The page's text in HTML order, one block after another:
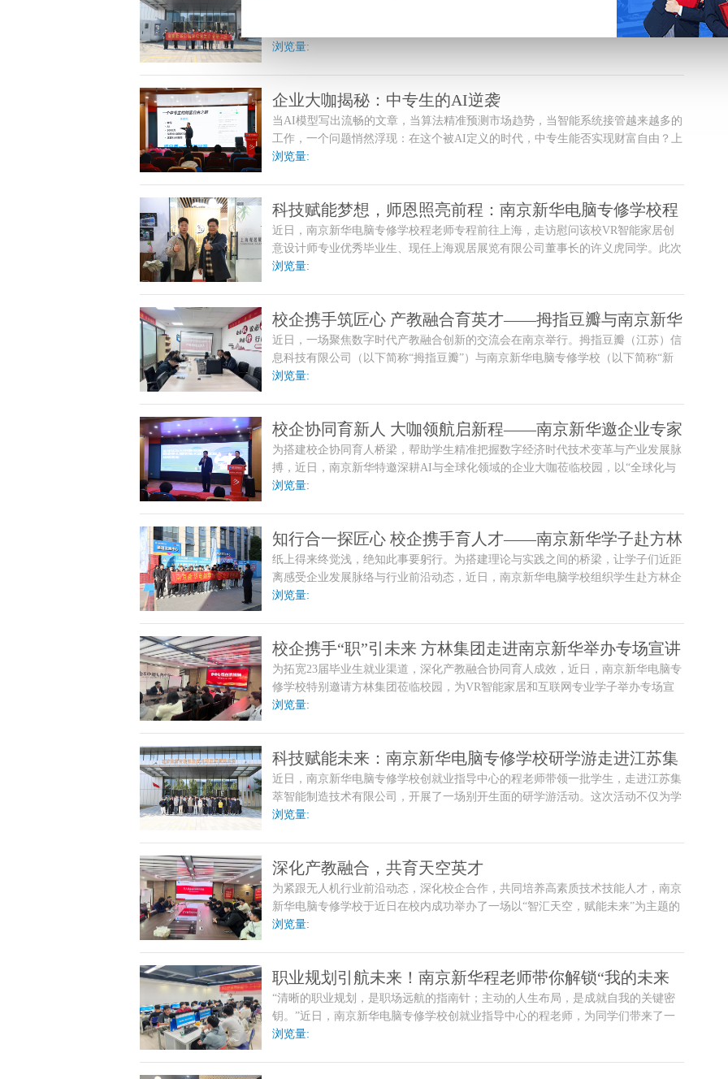
纸上得来终觉浅，绝知此事要躬行。为深化产教融合，搭建理论与实践的沟通桥
梁，让学子近距离触摸智能制造行业前沿脉搏，近日，南京新华电脑专修学校创就
业指导中心的程老师带领一批学子，走进江苏集萃智能制造技术研究所有限公司
方向与强劲的动力。
浏览量:
企业大咖揭秘：中专生的AI逆袭
当AI模型写出流畅的文章，当算法精准预测市场趋势，当智能系统接管越来越多的
工作，一个问题悄然浮现：在这个被AI定义的时代，中专生能否实现财富自由？上
周，在南京新华电脑专修学校的报告厅里，一位特殊的演讲者用自己的经历给出了
浏览量:
科技赋能梦想，师恩照亮前程：南京新华电脑专修学校程
老师慰问成功学子许义虎
近日，南京新华电脑专修学校程老师专程前往上海，走访慰问该校VR智能家居创
意设计师专业优秀毕业生、现任上海观居展览有限公司董事长的许义虎同学。此次
走访不仅是师生间跨越时光的温情重逢，更承载着学校对学子成长成才的深切关怀
浏览量:
校企携手筑匠心 产教融合育英才——拇指豆瓣与南京新华
电脑专修学校产教融合交流会圆满举行
近日，一场聚焦数字时代产教融合创新的交流会在南京举行。拇指豆瓣（江苏）信
息科技有限公司（以下简称“拇指豆瓣”）与南京新华电脑专修学校（以下简称“新
华电脑学校”）的代表齐聚一堂，共同探讨校企合作新模式，旨在打通从课堂到产
浏览量:
校企协同育新人 大咖领航启新程——南京新华邀企业专家
解读全球化与AI创新双驱动
为搭建校企协同育人桥梁，帮助学生精准把握数字经济时代技术变革与产业发展脉
搏，近日，南京新华特邀深耕AI与全球化领域的企业大咖莅临校园，以“全球化与
AI创新双驱动：阿里云大模型技术助力企业战略落地”为主题开展专题讲座。现场
浏览量:
知行合一探匠心 校企携手育人才——南京新华学子赴方林
企业研学游
​纸上得来终觉浅，绝知此事要躬行。为搭建理论与实践之间的桥梁，让学子们近距
离感受企业发展脉络与行业前沿动态，近日，南京新华电脑学校组织学生赴方林企
业开展了一场别开生面的研学游活动。此次活动以“探秘企业匠心，规划职业未
浏览量:
校企携手“职”引未来 方林集团走进南京新华举办专场宣讲
招聘会
为拓宽23届毕业生就业渠道，深化产教融合协同育人成效，近日，南京新华电脑专
修学校特别邀请方林集团莅临校园，为VR智能家居和互联网专业学子举办专场宣
讲招聘会。本次活动搭建了企
浏览量:
科技赋能未来：南京新华电脑专修学校研学游走进江苏集
萃智能制造
近日，南京新华电脑专修学校创就业指导中心的程老师带领一批学生，走进江苏集
萃智能制造技术有限公司，开展了一场别开生面的研学游活动。这次活动不仅为学
生提供了近距离接触智能制造前沿技术的机会，更成为连接校园与产业、理论与实
浏览量:
深化产教融合，共育天空英才
为紧跟无人机行业前沿动态，深化校企合作，共同培养高素质技术技能人才，南京
新华电脑专修学校于近日在校内成功举办了一场以“智汇天空，赋能未来”为主题的
无人机技术应用企业交流活动。本次活动汇聚了来自省内外多家知名无人机研发、
浏览量:
职业规划引航未来！南京新华程老师带你解锁“我的未来
我做主”
“清晰的职业规划，是职场远航的指南针；主动的人生布局，是成就自我的关键密
钥。”近日，南京新华电脑专修学校创就业指导中心的程老师，为同学们带来了一
堂主题为“职业规划-我的未来我做主”的精品指导课。课堂上，程老师用生动的案
浏览量: